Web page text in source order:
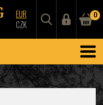
EUR
CZK
0